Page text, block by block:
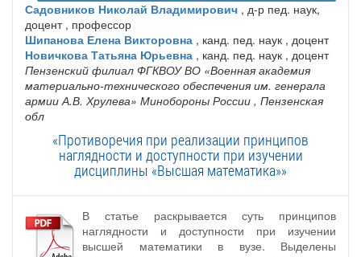
Садовников Николай Владимирович , д-р пед. наук,
доцент , профессор
Шипанова Елена Викторовна , канд. пед. наук , доцент
Новичкова Татьяна Юрьевна , канд. пед. наук , доцент
Пензенский филиал ФГКВОУ ВО «Военная академия
материально-технического обеспечения им. генерала
армии А.В. Хрулева» Минобороны России , Пензенская
обл
«Противоречия при реализации принципов
наглядности и доступности при изучении
дисциплины «Высшая математика»»
В статье раскрывается суть принципов
наглядности и доступности при изучении
высшей математики в вузе. Выделены